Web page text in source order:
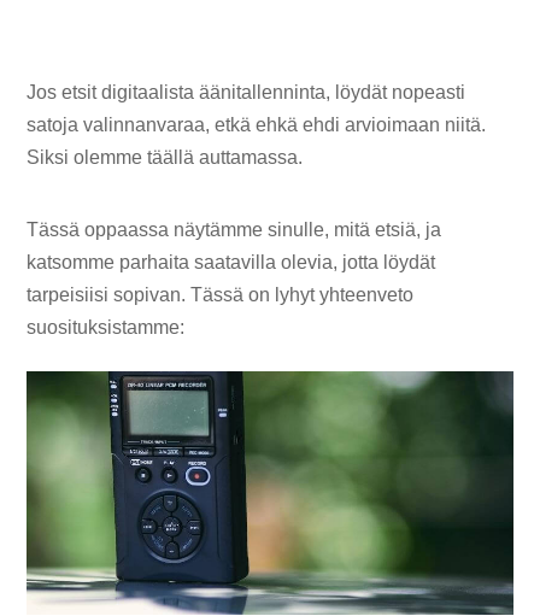
Jos etsit digitaalista äänitallenninta, löydät nopeasti
satoja valinnanvaraa, etkä ehkä ehdi arvioimaan niitä.
Siksi olemme täällä auttamassa.
Tässä oppaassa näytämme sinulle, mitä etsiä, ja
katsomme parhaita saatavilla olevia, jotta löydät
tarpeisiisi sopivan. Tässä on lyhyt yhteenveto
suosituksistamme: